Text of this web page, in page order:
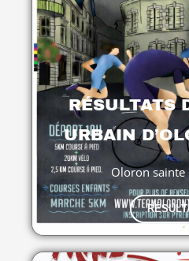
RÉSULTATS
URBAIN
Oloron sainte